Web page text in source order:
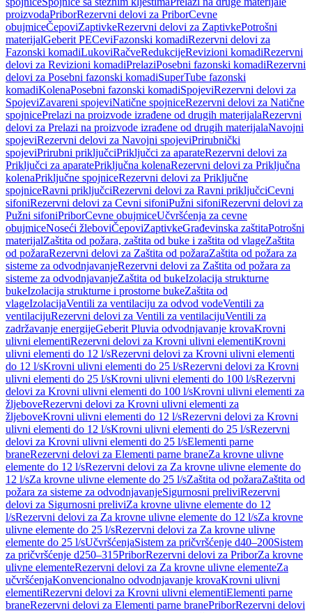
proizvodaPriborRezervni delovi za PriborCevne
obujmiceČepoviZaptivkeRezervni delovi za ZaptivkePotrošni
materijalGeberit PECeviFazonski komadiRezervni delovi za
Fazonski komadiLukoviRačveRedukcijeRevizioni komadiRezervni
delovi za Revizioni komadiPrelaziPosebni fazonski komadiRezervni
delovi za Posebni fazonski komadiSuperTube fazonski
komadiKolenaPosebni fazonski komadiSpojeviRezervni delovi za
SpojeviZavareni spojeviNatične spojniceRezervni delovi za Natične
spojnicePrelazi na proizvode izrađene od drugih materijalaRezervni
delovi za Prelazi na proizvode izrađene od drugih materijalaNavojni
spojeviRezervni delovi za Navojni spojeviPrirubnički
spojeviPrirubni priključciPriključci za aparateRezervni delovi za
Priključci za aparatePriključna kolenaRezervni delovi za Priključna
kolenaPriključne spojniceRezervni delovi za Priključne
spojniceRavni priključciRezervni delovi za Ravni priključciCevni
sifoniRezervni delovi za Cevni sifoniPužni sifoniRezervni delovi za
Pužni sifoniPriborCevne obujmiceUčvršćenja za cevne
obujmiceNoseći žleboviČepoviZaptivkeGrađevinska zaštitaPotrošni
materijalZaštita od požara, zaštita od buke i zaštita od vlageZaštita
od požaraRezervni delovi za Zaštita od požaraZaštita od požara za
sisteme za odvodnjavanjeRezervni delovi za Zaštita od požara za
sisteme za odvodnjavanjeZaštita od bukeIzolacija strukturne
bukeIzolacija strukturne i prostorne bukeZaštita od
vlageIzolacijaVentili za ventilaciju za odvod vodeVentili za
ventilacijuRezervni delovi za Ventili za ventilacijuVentili za
zadržavanje energijeGeberit Pluvia odvodnjavanje krovaKrovni
ulivni elementiRezervni delovi za Krovni ulivni elementiKrovni
ulivni elementi do 12 l/sRezervni delovi za Krovni ulivni elementi
do 12 l/sKrovni ulivni elementi do 25 l/sRezervni delovi za Krovni
ulivni elementi do 25 l/sKrovni ulivni elementi do 100 l/sRezervni
delovi za Krovni ulivni elementi do 100 l/sKrovni ulivni elementi za
žljeboveRezervni delovi za Krovni ulivni elementi za
žljeboveKrovni ulivni elementi do 12 l/sRezervni delovi za Krovni
ulivni elementi do 12 l/sKrovni ulivni elementi do 25 l/sRezervni
delovi za Krovni ulivni elementi do 25 l/sElementi parne
braneRezervni delovi za Elementi parne braneZa krovne ulivne
elemente do 12 l/sRezervni delovi za Za krovne ulivne elemente do
12 l/sZa krovne ulivne elemente do 25 l/sZaštita od požaraZaštita od
požara za sisteme za odvodnjavanjeSigurnosni preliviRezervni
delovi za Sigurnosni preliviZa krovne ulivne elemente do 12
l/sRezervni delovi za Za krovne ulivne elemente do 12 l/sZa krovne
ulivne elemente do 25 l/sRezervni delovi za Za krovne ulivne
elemente do 25 l/sUčvršćenjaSistem za pričvršćenje d40–200Sistem
za pričvršćenje d250–315PriborRezervni delovi za PriborZa krovne
ulivne elementeRezervni delovi za Za krovne ulivne elementeZa
učvršćenjaKonvencionalno odvodnjavanje krovaKrovni ulivni
elementiRezervni delovi za Krovni ulivni elementiElementi parne
braneRezervni delovi za Elementi parne branePriborRezervni delovi